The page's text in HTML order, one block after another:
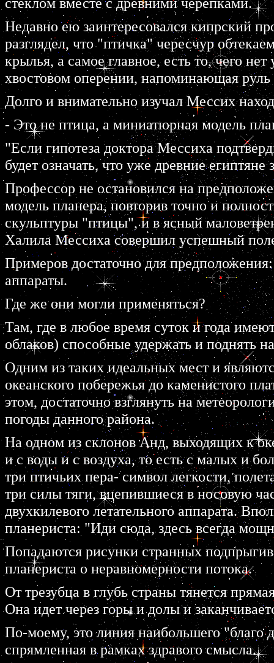
Недавно ею заинтересовался кипрский
разглядел, что "птичка" чересчур
крылья, а самое главное, есть то, чего
хвостовом оперении, напоминающая
Долго и внимательно изучал Мессих
- Это не птица, а миниатюрная модель
"Если гипотеза доктора Мессиха
будет означать, что уже древние
Профессор не остановился на
модель планера, повторив точно и
скульптуры "птицы", и в ясный
Халила Мессиха совершил успешный
Примеров достаточно для
аппараты.
Где же они могли применяться?
Там, где в любое время суток и года
облаков) способные удержать и поднять
Одним из таких идеальных мест и
океанского побережья до каменистого
этом, достаточно взглянуть на
погоды данного района.
На одном из склонов Анд, выходящих к
и с воды и с воздуха, то есть с малых и
три птичьих пера- символ легкости,
три силы тяги, вцепившиеся в носовую
двухкилевого летательного аппарата.
планериста: "Иди сюда, здесь всегда
Попадаются рисунки странных
планериста о неравномерности потока.
От трезубца в глубь страны тянется
Она идет через горы и долы и
По-моему, это линия наибольшего "благо
спрямленная в рамках здравого смысла.